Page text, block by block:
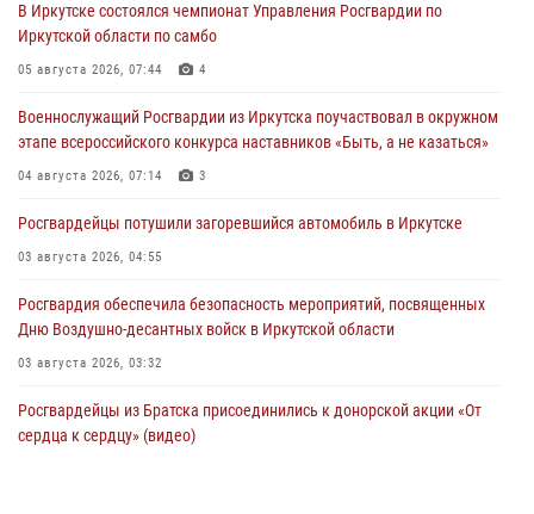
В Иркутске состоялся чемпионат Управления Росгвардии по
Иркутской области по самбо
05 августа 2026, 07:44 4
Военнослужащий Росгвардии из Иркутска поучаствовал в окружном
этапе всероссийского конкурса наставников «Быть, а не казаться»
04 августа 2026, 07:14 3
Росгвардейцы потушили загоревшийся автомобиль в Иркутске
03 августа 2026, 04:55
Росгвардия обеспечила безопасность мероприятий, посвященных
Дню Воздушно-десантных войск в Иркутской области
03 августа 2026, 03:32
Росгвардейцы из Братска присоединились к донорской акции «От
сердца к сердцу» (видео)